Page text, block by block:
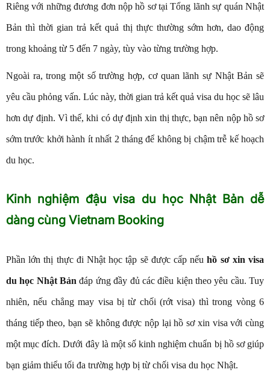
Riêng với những đương đơn nộp hồ sơ tại Tổng lãnh sự quán Nhật
Bản thì thời gian trả kết quả thị thực thường sớm hơn, dao động
trong khoảng từ 5 đến 7 ngày, tùy vào từng trường hợp.
Ngoài ra, trong một số trường hợp, cơ quan lãnh sự Nhật Bản sẽ
yêu cầu phỏng vấn. Lúc này, thời gian trả kết quả visa du học sẽ lâu
hơn dự định. Vì thế, khi có dự định xin thị thực, bạn nên nộp hồ sơ
sớm trước khởi hành ít nhất 2 tháng để không bị chậm trễ kế hoạch
du học.
Kinh nghiệm đậu visa du học Nhật Bản dễ
dàng cùng Vietnam Booking
Phần lớn thị thực đi Nhật học tập sẽ được cấp nếuhồ sơ xin visa
du học Nhật Bản đáp ứng đầy đủ các điều kiện theo yêu cầu. Tuy
nhiên, nếu chẳng may visa bị từ chối (rớt visa) thì trong vòng 6
tháng tiếp theo, bạn sẽ không được nộp lại hồ sơ xin visa với cùng
một mục đích. Dưới đây là một số kinh nghiệm chuẩn bị hồ sơ giúp
bạn giảm thiểu tối đa trường hợp bị từ chối visa du học Nhật.